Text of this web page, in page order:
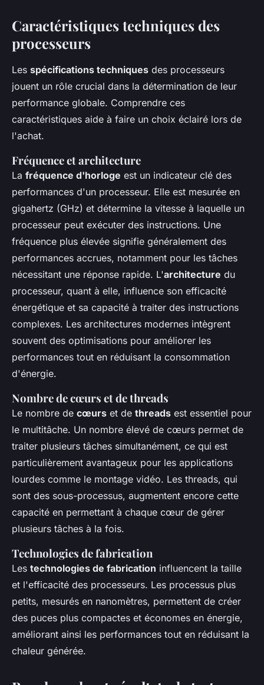
Caractéristiques techniques des
processeurs
Les spécifications techniques des processeurs
jouent un rôle crucial dans la détermination de leur
performance globale. Comprendre ces
caractéristiques aide à faire un choix éclairé lors de
l'achat.
Fréquence et architecture
La fréquence d'horloge est un indicateur clé des
performances d'un processeur. Elle est mesurée en
gigahertz (GHz) et détermine la vitesse à laquelle un
processeur peut exécuter des instructions. Une
fréquence plus élevée signifie généralement des
performances accrues, notamment pour les tâches
nécessitant une réponse rapide. L'architecture du
processeur, quant à elle, influence son efficacité
énergétique et sa capacité à traiter des instructions
complexes. Les architectures modernes intègrent
souvent des optimisations pour améliorer les
performances tout en réduisant la consommation
d'énergie.
Nombre de cœurs et de threads
Le nombre de cœurs et de threads est essentiel pour
le multitâche. Un nombre élevé de cœurs permet de
traiter plusieurs tâches simultanément, ce qui est
particulièrement avantageux pour les applications
lourdes comme le montage vidéo. Les threads, qui
sont des sous-processus, augmentent encore cette
capacité en permettant à chaque cœur de gérer
plusieurs tâches à la fois.
Technologies de fabrication
Les technologies de fabrication influencent la taille
et l'efficacité des processeurs. Les processus plus
petits, mesurés en nanomètres, permettent de créer
des puces plus compactes et économes en énergie,
améliorant ainsi les performances tout en réduisant la
chaleur générée.